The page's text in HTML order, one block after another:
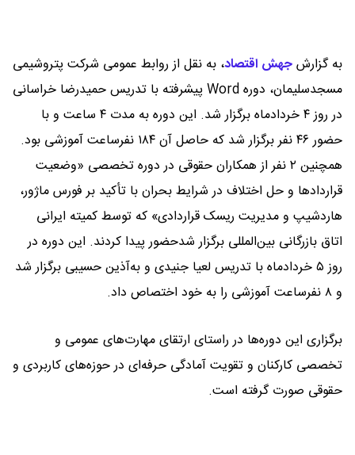
به گزارشجهش اقتصاد، به نقل از روابط عمومی شرکت پتروشیمی
مسجدسلیمان، دوره Word پیشرفته با تدریس حمیدرضا خراسانی
در روز ۴ خردادماه برگزار شد. این دوره به مدت ۴ ساعت و با
حضور ۴۶ نفر برگزار شد که حاصل آن ۱۸۴ نفرساعت آموزشی بود.
همچنین ۲ نفر از همکاران حقوقی در دوره تخصصی «وضعیت
قراردادها و حل اختلاف در شرایط بحران با تأکید بر فورس ماژور،
هاردشیپ و مدیریت ریسک قراردادی» که توسط کمیته ایرانی
اتاق بازرگانی بین‌المللی برگزار شدحضور پیدا کردند. این دوره در
روز ۵ خردادماه با تدریس لعیا جنیدی و به‌آذین حسیبی برگزار شد
و ۸ نفرساعت آموزشی را به خود اختصاص داد.
برگزاری این دوره‌ها در راستای ارتقای مهارت‌های عمومی و
تخصصی کارکنان و تقویت آمادگی حرفه‌ای در حوزه‌های کاربردی و
حقوقی صورت گرفته است.